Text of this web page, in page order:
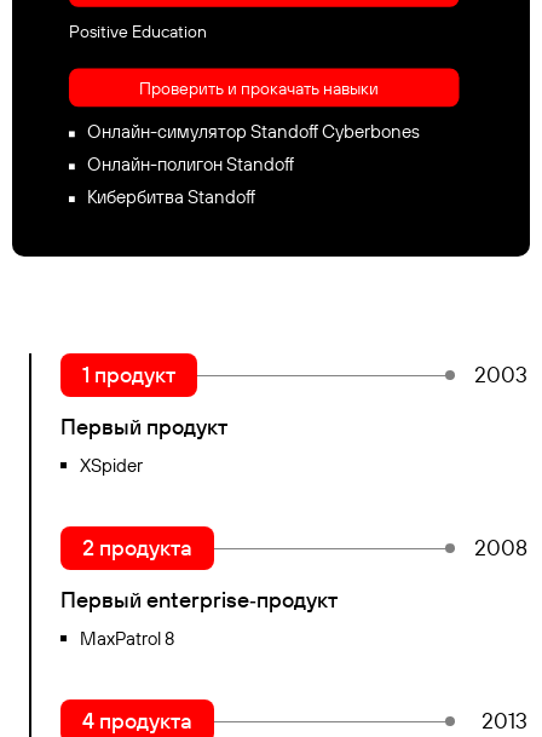
Проверить и прокачать навыки
Positive Education
Онлайн-симулятор Standoff Cyberbones
Онлайн-полигон Standoff
Кибербитва Standoff
1 продукт
2003
Первый продукт
XSpider
2 продукта
2008
Первый enterprise‑продукт
MaxPatrol 8
4 продукта
2013